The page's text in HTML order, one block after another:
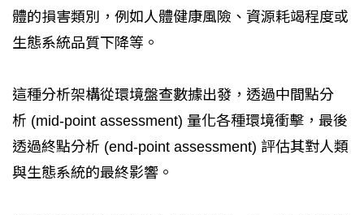
體的損害類別，例如人體健康風險、資源耗竭程度或
生態系統品質下降等。
這種分析架構從環境盤查數據出發，透過中間點分
析 (mid-point assessment) 量化各種環境衝擊，最後
透過終點分析 (end-point assessment) 評估其對人類
與生態系統的最終影響。